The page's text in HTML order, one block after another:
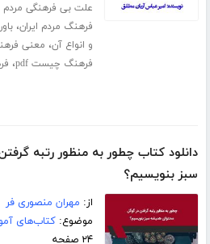
علت بی فرهنگی مردم
فرهنگ مردم ایران،
و انواع آن، معنی
فرهنگ چیست pdf ،
دانلود کتاب چطور به منظور رتبه
سبز بنویسیم؟
از: مهران منصوری فر
موضوع:کتاب‌های
۲۴ صفحه